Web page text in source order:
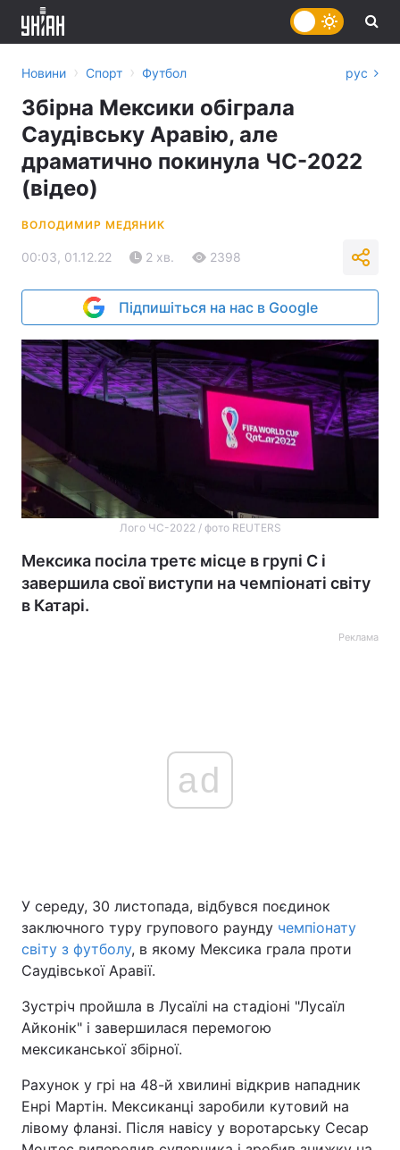
Україна Політика
Економіка Світ
Техно і зв'язок Лайт
Здоров'я Туризм
Новини › Спорт › Футбол рус
Збірна Мексики обіграла
Саудівську Аравію, але
драматично покинула ЧС-2022
(відео)
ВОЛОДИМИР МЕДЯНИК
00:03, 01.12.22 2 хв. 2398
Підпишіться на нас в Google
Лого ЧС-2022 / фото REUTERS
Мексика посіла третє місце в групі C і
завершила свої виступи на чемпіонаті світу
в Катарі.
Реклама
ad
У середу, 30 листопада, відбувся поєдинок
заключного туру групового раунду чемпіонату
світу з футболу, в якому Мексика грала проти
Саудівської Аравії.
Зустріч пройшла в Лусаїлі на стадіоні "Лусаїл
Айконік" і завершилася перемогою
мексиканської збірної.
Рахунок у грі на 48-й хвилині відкрив нападник
Енрі Мартін. Мексиканці заробили кутовий на
лівому фланзі. Після навісу у воротарську Сесар